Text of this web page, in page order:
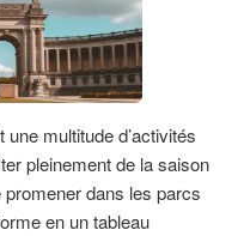
une multitude d’activités
pleinement de la saison
promener dans les parcs
en un tableau